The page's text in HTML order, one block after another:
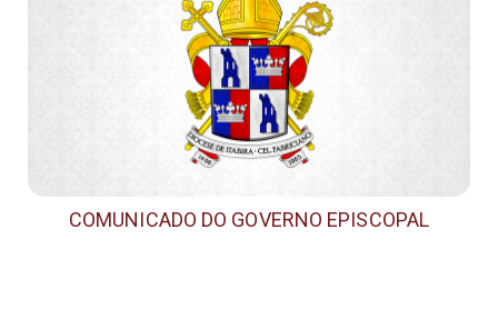
COMUNICADO DO GOVERNO EPISCOPAL